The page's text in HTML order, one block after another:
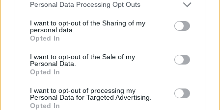
Personal Data Processing Opt Outs
I want to opt-out of the Sharing of my
personal data.
Opted In
I want to opt-out of the Sale of my
Personal Data.
Opted In
I want to opt-out of processing my
Personal Data for Targeted Advertising.
Opted In
Ο ΑΛΛΟΣ ΑΝΘΡΩΠΟΣ ΝΕΑΣ ΜΑΚΡΗΣ